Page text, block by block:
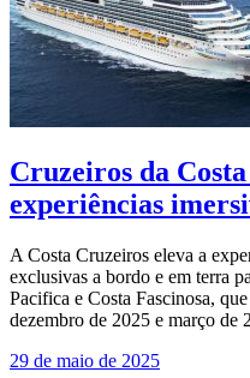
Cruzeiros da
experiências
A Costa Cruzeiros eleva a
exclusivas a bordo e em terra
Pacifica e Costa Fascinosa,
dezembro de 2025 e março de
29 de maio de 2025